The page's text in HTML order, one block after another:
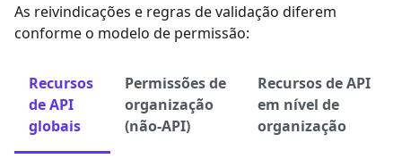
As reivindicações e regras de validação diferem
conforme o modelo de permissão:
Recursos
de API
globais
Permissões de
organização
(não-API)
Recursos de API
em nível de
organização